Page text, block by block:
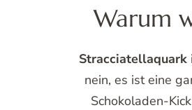
Warum
Stracciatellaquark
nein, es ist eine
Schokoladen-